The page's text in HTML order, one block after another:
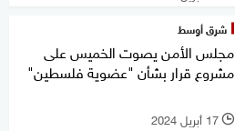
شرق أوسط
مجلس الأمن يصوت الخميس على
مشروع قرار بشأن "عضوية فلسطين"
l 17 أبريل 2024